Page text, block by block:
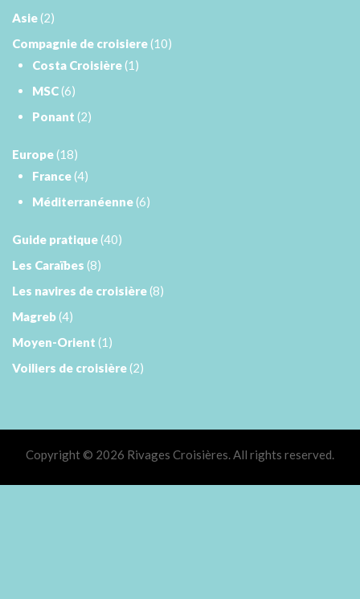
Asie(2)
Compagnie de croisiere(10)
Costa Croisière(1)
MSC(6)
Ponant (2)
Europe(18)
France(4)
Méditerranéenne(6)
Guide pratique(40)
Les Caraïbes (8)
Les navires de croisière(8)
Magreb(4)
Moyen-Orient (1)
Voiliers de croisière(2)
Copyright © 2026 Rivages Croisières. All rights reserved.